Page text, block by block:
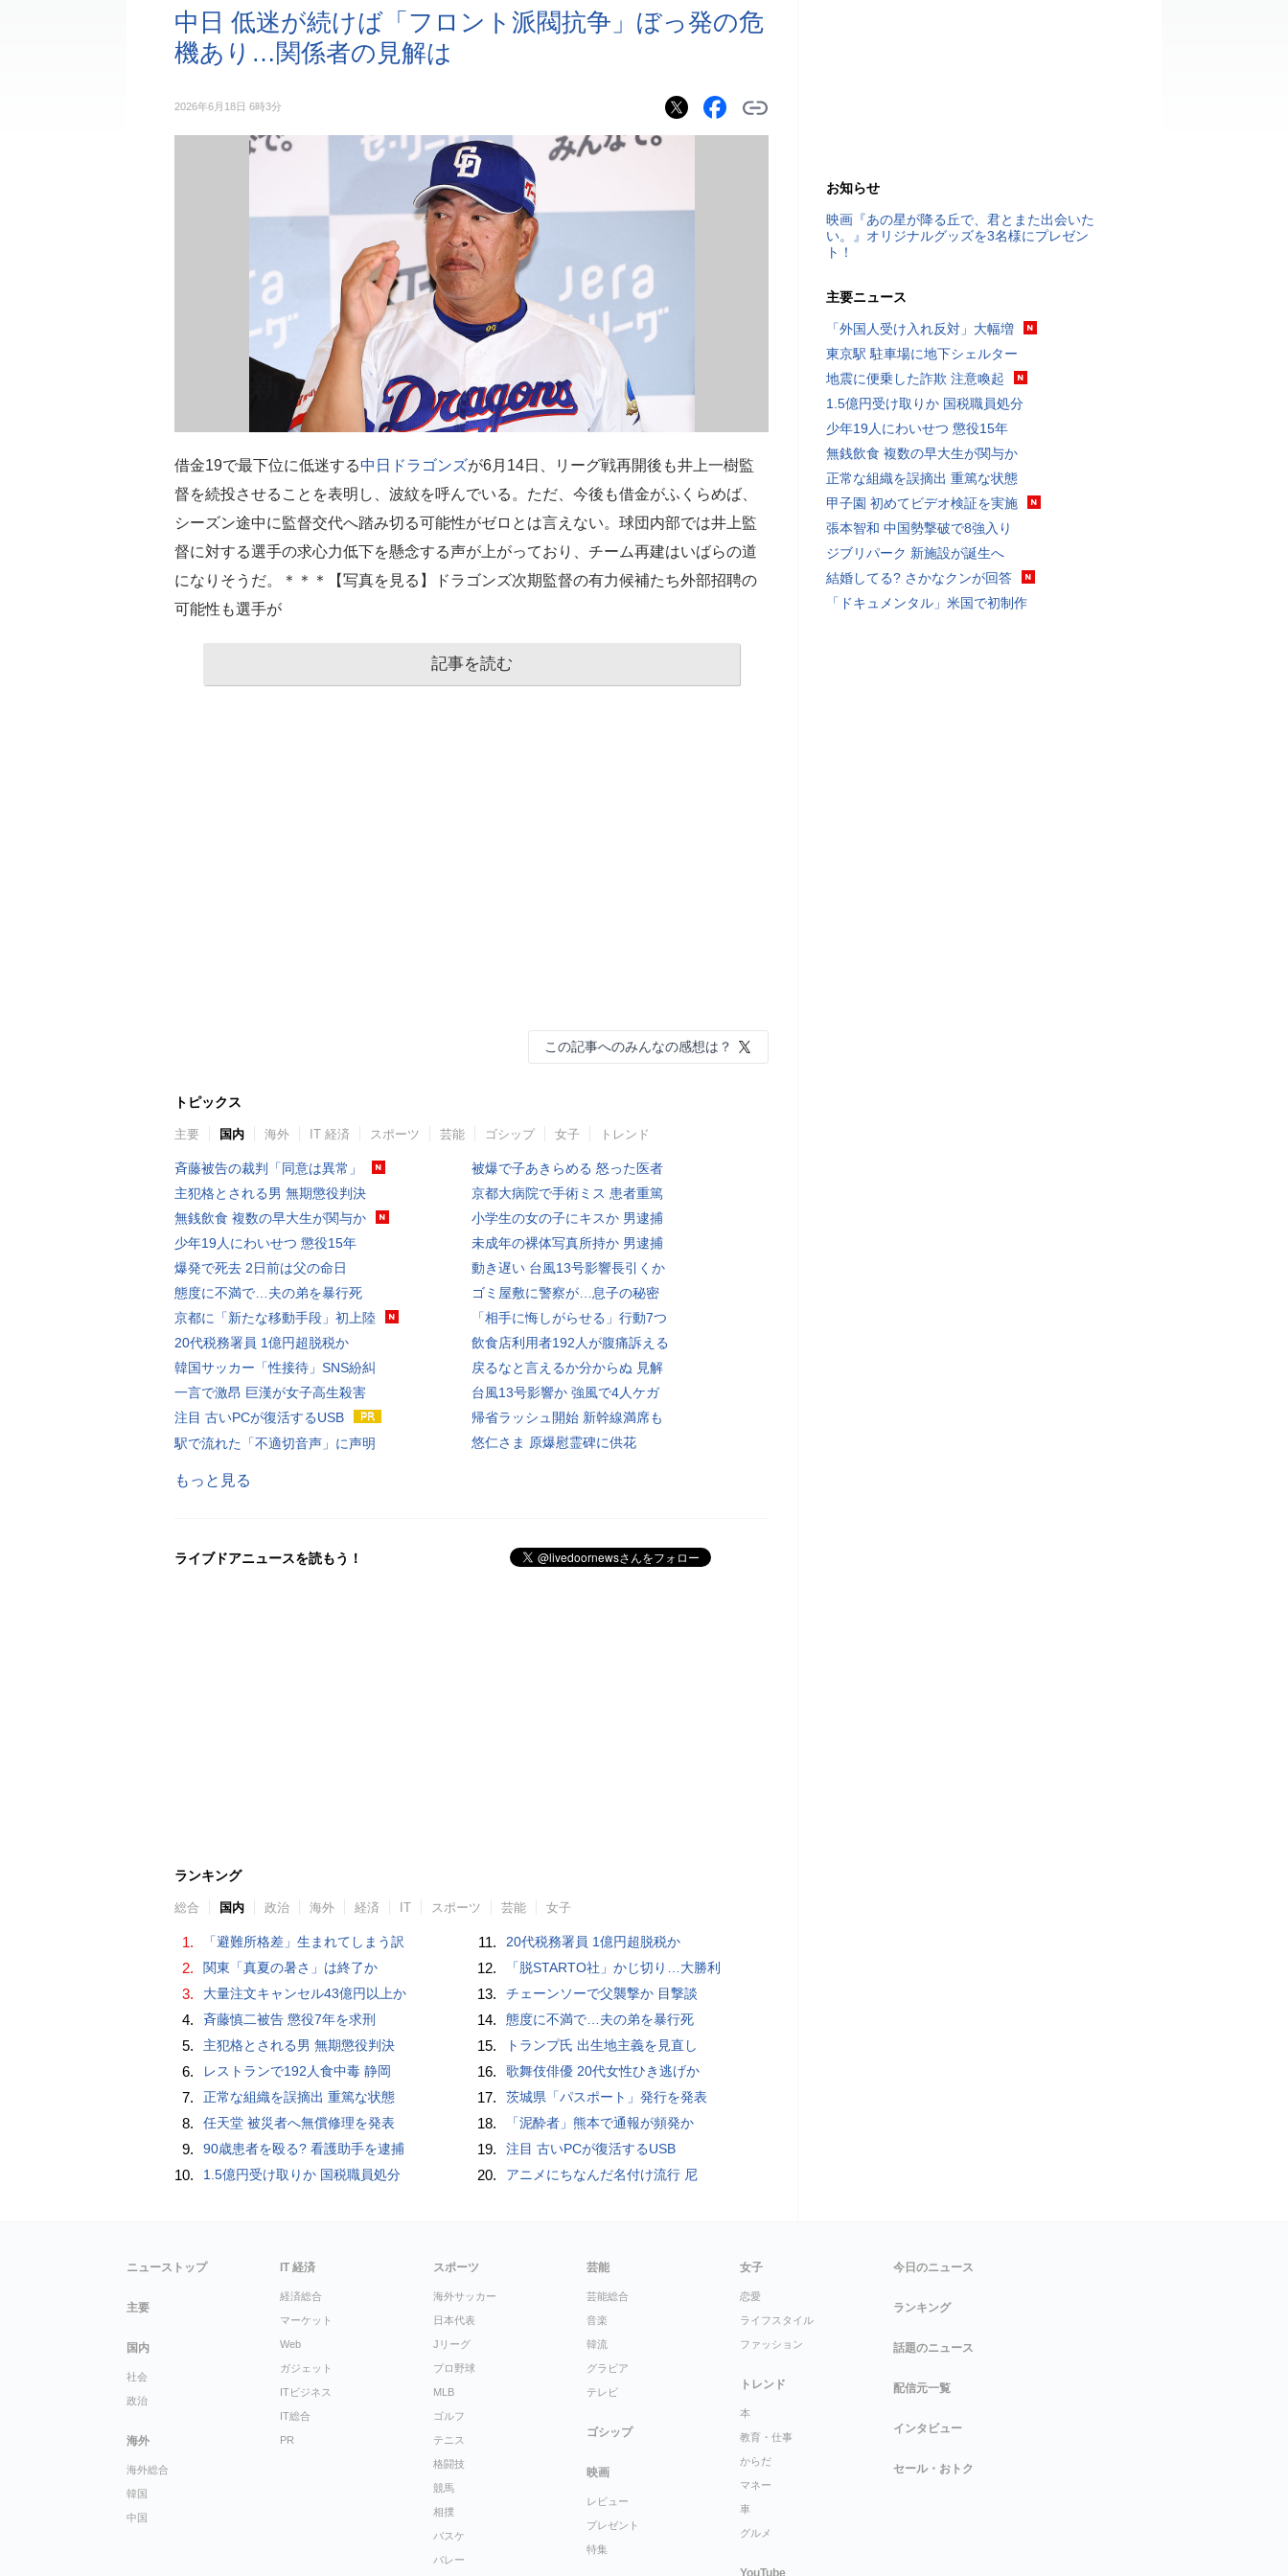
中日 低迷が続けば「フロント派閥抗争」ぼっ発の危
機あり…関係者の見解は
2026年6月18日 6時3分
借金19で最下位に低迷する中日ドラゴンズが6月14日、リーグ戦再開後も井上一樹監
督を続投させることを表明し、波紋を呼んでいる。ただ、今後も借金がふくらめば、
シーズン途中に監督交代へ踏み切る可能性がゼロとは言えない。球団内部では井上監
督に対する選手の求心力低下を懸念する声が上がっており、チーム再建はいばらの道
になりそうだ。＊＊＊【写真を見る】ドラゴンズ次期監督の有力候補たち外部招聘の
可能性も選手が
記事を読む
この記事へのみんなの感想は？
トピックス
主要 国内 海外 IT 経済 スポーツ 芸能 ゴシップ 女子 トレンド
斉藤被告の裁判「同意は異常」
主犯格とされる男 無期懲役判決
無銭飲食 複数の早大生が関与か
少年19人にわいせつ 懲役15年
爆発で死去 2日前は父の命日
態度に不満で…夫の弟を暴行死
京都に「新たな移動手段」初上陸
20代税務署員 1億円超脱税か
韓国サッカー「性接待」SNS紛糾
一言で激昂 巨漢が女子高生殺害
注目 古いPCが復活するUSB
駅で流れた「不適切音声」に声明
被爆で子あきらめる 怒った医者
京都大病院で手術ミス 患者重篤
小学生の女の子にキスか 男逮捕
未成年の裸体写真所持か 男逮捕
動き遅い 台風13号影響長引くか
ゴミ屋敷に警察が…息子の秘密
「相手に悔しがらせる」行動7つ
飲食店利用者192人が腹痛訴える
戻るなと言えるか分からぬ 見解
台風13号影響か 強風で4人ケガ
帰省ラッシュ開始 新幹線満席も
悠仁さま 原爆慰霊碑に供花
もっと見る
ライブドアニュースを読もう！
ランキング
総合 国内 政治 海外 経済 IT スポーツ 芸能 女子
1. 「避難所格差」生まれてしまう訳
2. 関東「真夏の暑さ」は終了か
3. 大量注文キャンセル43億円以上か
4. 斉藤慎二被告 懲役7年を求刑
5. 主犯格とされる男 無期懲役判決
6. レストランで192人食中毒 静岡
7. 正常な組織を誤摘出 重篤な状態
8. 任天堂 被災者へ無償修理を発表
9. 90歳患者を殴る? 看護助手を逮捕
10. 1.5億円受け取りか 国税職員処分
11. 20代税務署員 1億円超脱税か
12. 「脱STARTO社」かじ切り…大勝利
13. チェーンソーで父襲撃か 目撃談
14. 態度に不満で…夫の弟を暴行死
15. トランプ氏 出生地主義を見直し
16. 歌舞伎俳優 20代女性ひき逃げか
17. 茨城県「パスポート」発行を発表
18. 「泥酔者」熊本で通報が頻発か
19. 注目 古いPCが復活するUSB
20. アニメにちなんだ名付け流行 尼
お知らせ
映画『あの星が降る丘で、君とまた出会いた
い。』オリジナルグッズを3名様にプレゼン
ト！
主要ニュース
「外国人受け入れ反対」大幅増
東京駅 駐車場に地下シェルター
地震に便乗した詐欺 注意喚起
1.5億円受け取りか 国税職員処分
少年19人にわいせつ 懲役15年
無銭飲食 複数の早大生が関与か
正常な組織を誤摘出 重篤な状態
甲子園 初めてビデオ検証を実施
張本智和 中国勢撃破で8強入り
ジブリパーク 新施設が誕生へ
結婚してる? さかなクンが回答
「ドキュメンタル」米国で初制作
ニューストップ
主要
国内
社会
政治
海外
海外総合
韓国
中国
IT 経済
経済総合
マーケット
Web
ガジェット
ITビジネス
IT総合
PR
スポーツ
海外サッカー
日本代表
Jリーグ
プロ野球
MLB
ゴルフ
テニス
格闘技
競馬
相撲
バスケ
バレー
芸能
芸能総合
音楽
韓流
グラビア
テレビ
ゴシップ
映画
レビュー
プレゼント
特集
女子
恋愛
ライフスタイル
ファッション
トレンド
本
教育・仕事
からだ
マネー
車
グルメ
YouTube
今日のニュース
ランキング
話題のニュース
配信元一覧
インタビュー
セール・おトク